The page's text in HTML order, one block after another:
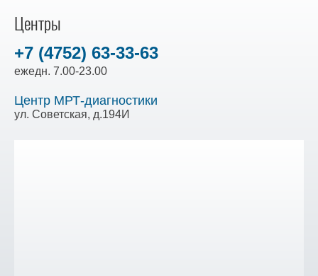
Центры
+7 (4752) 63-33-63
ежедн. 7.00-23.00
Центр МРТ-диагностики
ул. Советская, д.194И